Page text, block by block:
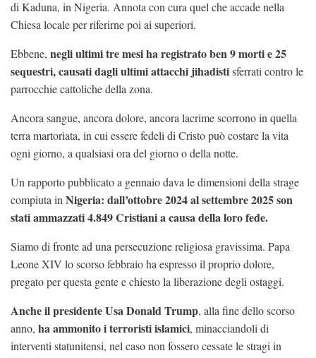
di Kaduna, in Nigeria. Annota con cura quel che accade nella
Chiesa locale per riferirne poi ai superiori.
Ebbene, negli ultimi tre mesi ha registrato ben 9 morti e 25
sequestri, causati dagli ultimi attacchi jihadistisferrati contro le
parrocchie cattoliche della zona.
Ancora sangue, ancora dolore, ancora lacrime scorrono in quella
terra martoriata, in cui essere fedeli di Cristo può costare la vita
ogni giorno, a qualsiasi ora del giorno o della notte.
Un rapporto pubblicato a gennaio dava le dimensioni della strage
compiuta in Nigeria: dall’ottobre 2024 al settembre 2025 son
stati ammazzati 4.849 Cristiani a causa della loro fede.
Siamo di fronte ad una persecuzione religiosa gravissima. Papa
Leone XIV lo scorso febbraio ha espresso il proprio dolore,
pregato per questa gente e chiesto la liberazione degli ostaggi.
Anche il presidente Usa Donald Trump, alla fine dello scorso
anno, ha ammonito i terroristi islamici, minacciandoli di
interventi statunitensi, nel caso non fossero cessate le stragi in